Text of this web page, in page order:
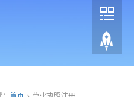
首页 > 营业执照注册